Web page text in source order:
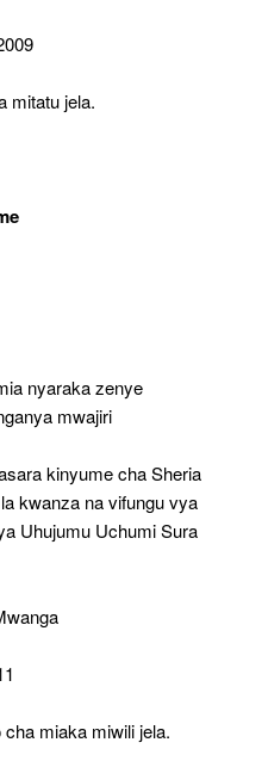
mitatu jela.
nyaraka zenye
mwajiri
kinyume cha Sheria
kwanza na vifungu vya
Uhujumu Uchumi Sura
miaka miwili jela.